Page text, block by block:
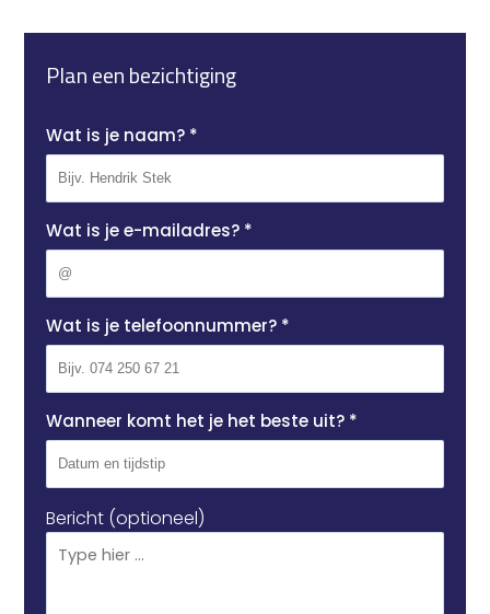
Plan een bezichtiging
Wat is je naam? *
Wat is je e-mailadres? *
Wat is je telefoonnummer? *
Wanneer komt het je het beste uit? *
Bericht (optioneel)